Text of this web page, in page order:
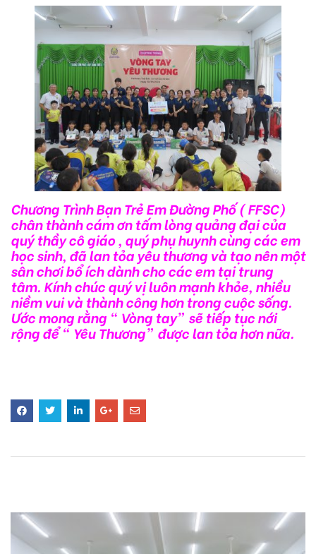
Chương Trình Bạn Trẻ Em Đường Phố ( FFSC)
chân thành cám ơn tấm lòng quảng đại của
quý thầy cô giáo , quý phụ huynh cùng các em
học sinh, đã lan tỏa yêu thương và tạo nên một
sân chơi bổ ích dành cho các em tại trung
tâm. Kính chúc quý vị luôn mạnh khỏe, nhiều
niềm vui và thành công hơn trong cuộc sống.
Ước mong rằng “ Vòng tay” sẽ tiếp tục nới
rộng để “ Yêu Thương” được lan tỏa hơn nữa.